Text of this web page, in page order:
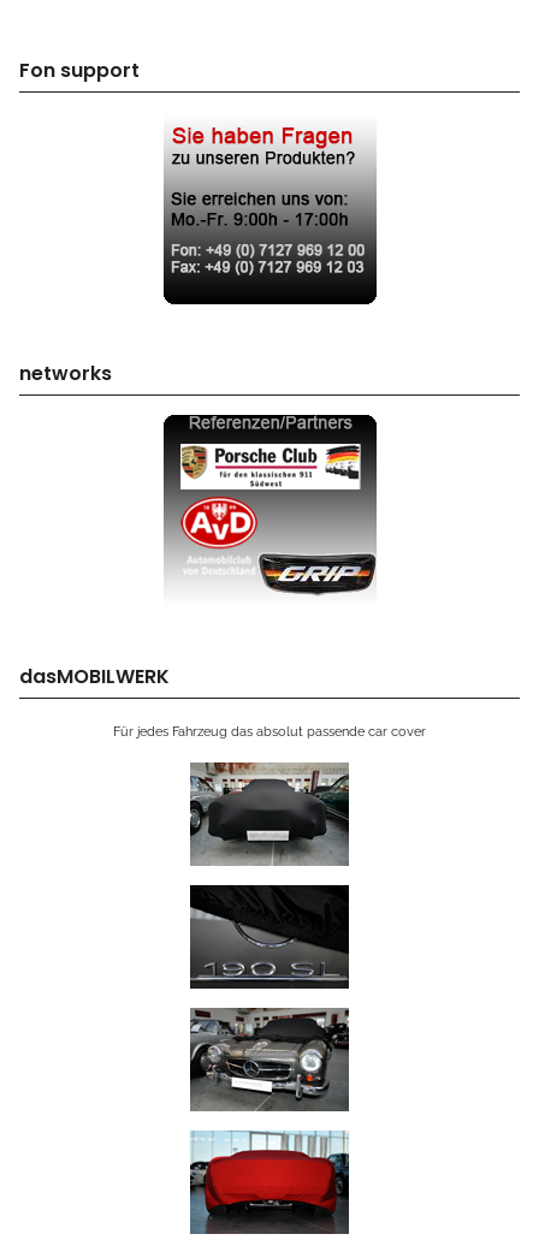
Fon support
networks
dasMOBILWERK
Für jedes Fahrzeug das absolut passende car cover